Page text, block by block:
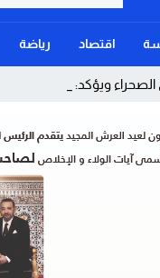
اقتصاد رياضة
ويؤكد: الحكم الذاتي ه_